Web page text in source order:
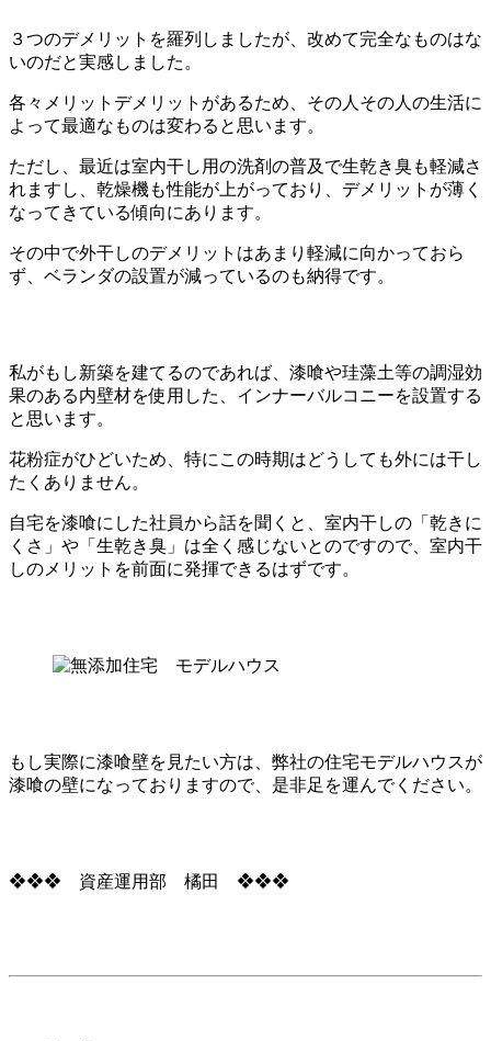
３つのデメリットを羅列しましたが、改めて完全なものはな
いのだと実感しました。
各々メリットデメリットがあるため、その人その人の生活に
よって最適なものは変わると思います。
ただし、最近は室内干し用の洗剤の普及で生乾き臭も軽減さ
れますし、乾燥機も性能が上がっており、デメリットが薄く
なってきている傾向にあります。
その中で外干しのデメリットはあまり軽減に向かっておら
ず、ベランダの設置が減っているのも納得です。
私がもし新築を建てるのであれば、漆喰や珪藻土等の調湿効
果のある内壁材を使用した、インナーバルコニーを設置する
と思います。
花粉症がひどいため、特にこの時期はどうしても外には干し
たくありません。
自宅を漆喰にした社員から話を聞くと、室内干しの「乾きに
くさ」や「生乾き臭」は全く感じないとのですので、室内干
しのメリットを前面に発揮できるはずです。
もし実際に漆喰壁を見たい方は、弊社の住宅モデルハウスが
漆喰の壁になっておりますので、是非足を運んでください。
❖❖❖ 資産運用部 橘田 ❖❖❖